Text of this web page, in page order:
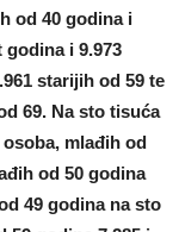
od 40 godina i
godina i 9.973
starijih od 59 te
69. Na sto tisuća
mlađih od
od 50 godina
49 godina na sto